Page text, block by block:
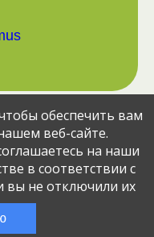
обеспечить вам
веб-сайте.
на наши
в соответствии с
вы не отключили их